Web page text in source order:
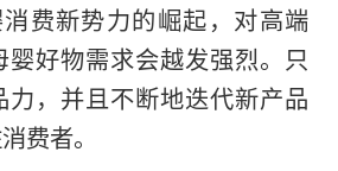
费新势力的崛起，对高端
婴好物需求会越发强烈。只
力，并且不断地迭代新产品
费者。